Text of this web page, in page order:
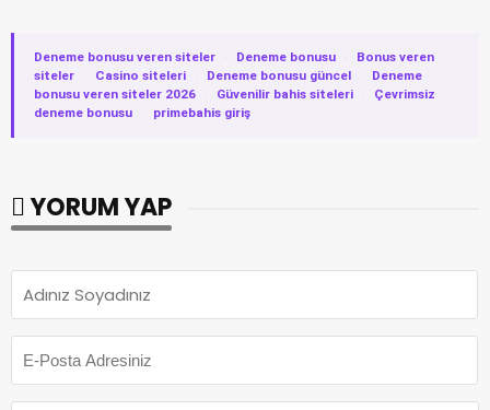
Deneme bonusu veren siteler · Deneme bonusu ·
Bonus veren
siteler
· Casino siteleri · Deneme bonusu güncel ·
Deneme
bonusu veren siteler 2026
· Güvenilir bahis siteleri ·
Çevrimsiz
deneme bonusu
· primebahis giriş
YORUM YAP